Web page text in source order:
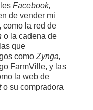
Facebook,
de vender mi
como la red de
o la cadena de
las que
como Zynga,
FarmVille, y las
la web de
o su compradora